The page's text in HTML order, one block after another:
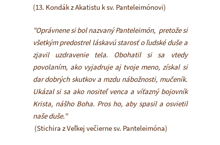
(13. Kondák z Akatistu k sv. Panteleimónovi)
"Oprávnene si bol nazvaný Panteleimón, pretože si
všetkým predostrel láskavú starosť o ľudské duše a
zjavil uzdravenie tela. Obohatil si sa vtedy
povolaním, ako vyjadruje aj tvoje meno, získal si
dar dobrých skutkov a mzdu nábožnosti, mučeník.
Ukázal si sa ako nositeľ venca a víťazný bojovník
Krista, nášho Boha. Pros ho, aby spasil a osvietil
naše duše."
(Stichira z Veľkej večierne sv. Panteleimóna)